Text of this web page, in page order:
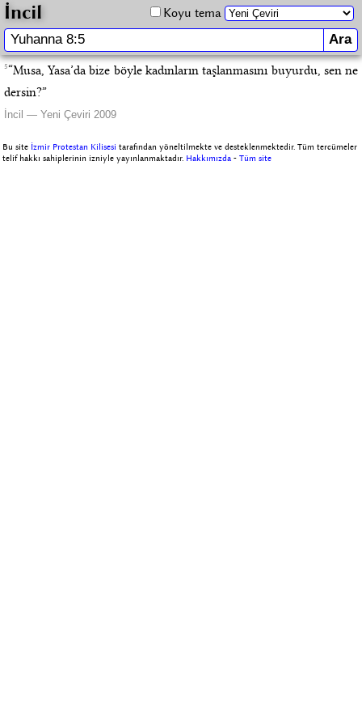
İncil Koyu tema
5“Musa, Yasa’da bize böyle kadınların taşlanmasını buyurdu, sen ne
dersin?”
İncil — Yeni Çeviri 2009
Bu site İzmir Protestan Kilisesi tarafından yöneltilmekte ve desteklenmektedir. Tüm tercümeler
telif hakkı sahiplerinin izniyle yayınlanmaktadır. Hakkımızda -Tüm site